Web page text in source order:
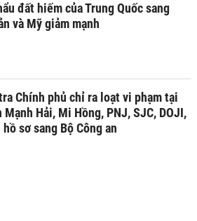
đất hiếm của Trung Quốc sang
và Mỹ giảm mạnh
Chính phủ chỉ ra loạt vi phạm tại
Mạnh Hải, Mi Hồng, PNJ, SJC, DOJI,
sơ sang Bộ Công an